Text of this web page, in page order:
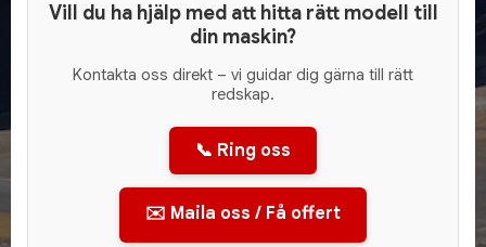
Vill du ha hjälp med att hitta rätt modell till
din maskin?
Kontakta oss direkt – vi guidar dig gärna till rätt
redskap.
📞 Ring oss
✉️ Maila oss / Få offert